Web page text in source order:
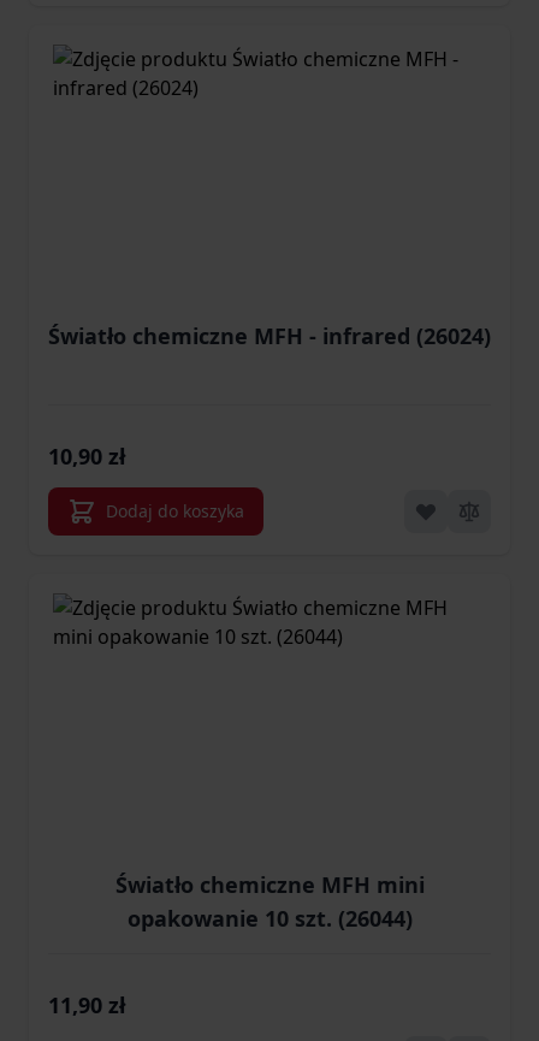
Światło chemiczne MFH - infrared (26024)
10,90 zł
Dodaj do koszyka
Światło chemiczne MFH mini
opakowanie 10 szt. (26044)
11,90 zł